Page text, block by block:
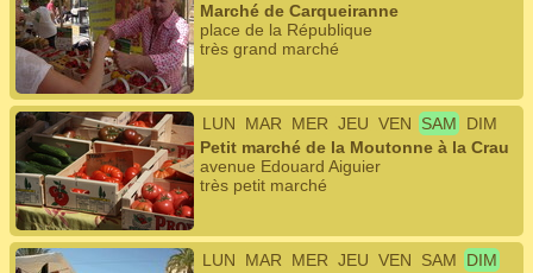
Marché de Carqueiranne
place de la République
très grand marché
LUN MAR MER JEU VEN SAM
DIM
Petit marché de la Moutonne à la Crau
avenue Edouard Aiguier
très petit marché
LUN MAR MER JEU VEN SAM
DIM